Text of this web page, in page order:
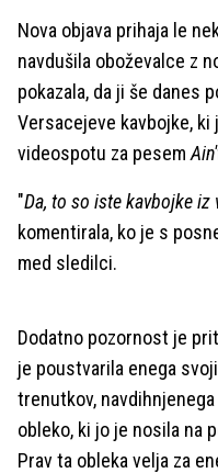
Nova objava prihaja le
navdušila oboževalce z
pokazala, da ji še danes
Versacejeve kavbojke,
videospotu za pesem
"Da, to so iste kavbojke iz
komentirala, ko je s
med sledilci.
Dodatno pozornost je
je poustvarila enega
trenutkov,
obleko, ki jo je nosila na
Prav ta obleka velja za